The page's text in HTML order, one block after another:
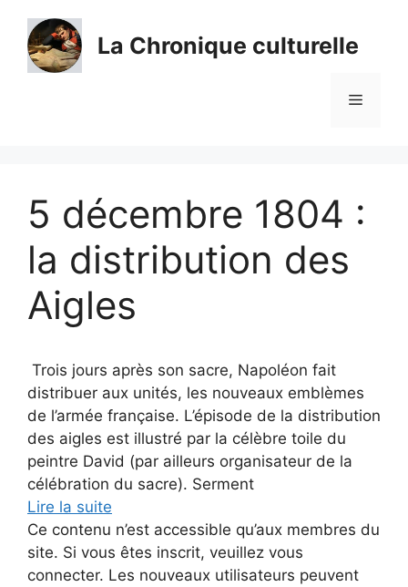
contenu
La Chronique culturelle
Menu
5 décembre 1804 :
la distribution des
Aigles
Trois jours après son sacre, Napoléon fait
distribuer aux unités, les nouveaux emblèmes
de l’armée française. L’épisode de la distribution
des aigles est illustré par la célèbre toile du
peintre David (par ailleurs organisateur de la
célébration du sacre). Serment
Lire la suite
Ce contenu n’est accessible qu’aux membres du
site. Si vous êtes inscrit, veuillez vous
connecter. Les nouveaux utilisateurs peuvent